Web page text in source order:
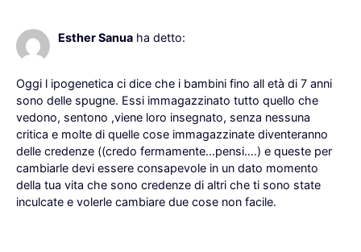
Esther Sanua ha detto:
Oggi l ipogenetica ci dice che i bambini fino all età di 7 anni
sono delle spugne. Essi immagazzinato tutto quello che
vedono, sentono ,viene loro insegnato, senza nessuna
critica e molte di quelle cose immagazzinate diventeranno
delle credenze ((credo fermamente…pensi….) e queste per
cambiarle devi essere consapevole in un dato momento
della tua vita che sono credenze di altri che ti sono state
inculcate e volerle cambiare due cose non facile.